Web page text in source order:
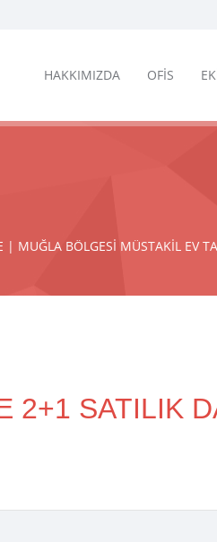
HAKKIMIZDA OFİS
| MUĞLA BÖLGESİ MÜSTAKİL EV
2+1 SATILIK